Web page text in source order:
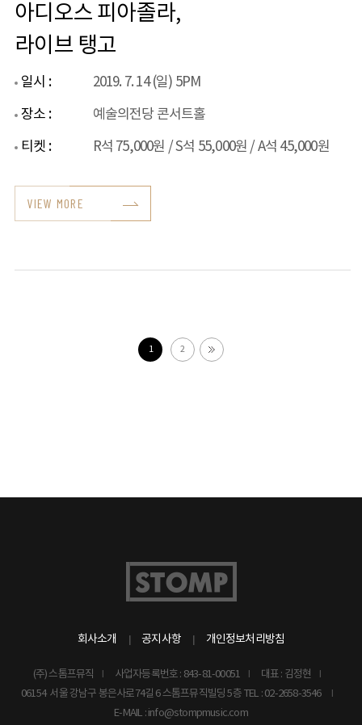
아디오스 피아졸라,
라이브 탱고
일시 :
2019. 7. 14 (일) 5PM
장소 :
예술의전당 콘서트홀
티켓 :
R석 75,000원 / S석 55,000원 / A석 45,000원
VIEW MORE
1 2
회사소개 공지사항 개인정보처리방침
(주) 스톰프뮤직 사업자등록번호 : 843-81-00051
대표 : 김정현
06154 서울 강남구 봉은사로74길 6 스톰프뮤직빌딩 5층 TEL : 02-2658-3546
E-MAIL : info@stompmusic.com